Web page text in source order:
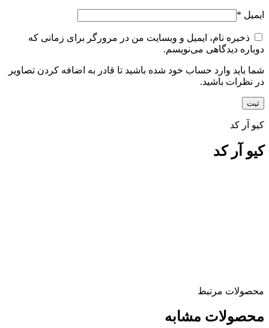
ایمیل *
ذخیره نام، ایمیل و وبسایت من در مرورگر برای زمانی که
دوباره دیدگاهی می‌نویسم.
شما باید وارد حساب خود شده باشید تا قادر به اضافه کردن تصاویر
در نظرات باشید.
کیو آر کد
کیو آر کد
محصولات مرتبط
محصولات مشابه